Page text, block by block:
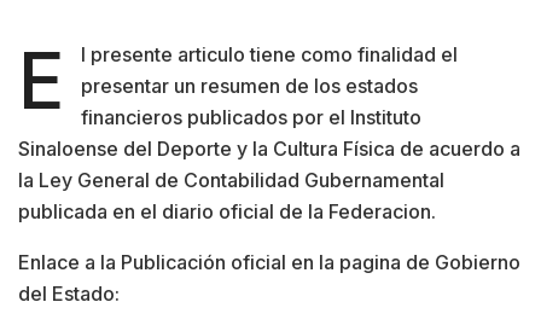
E
l presente articulo tiene como finalidad el
presentar un resumen de los estados
financieros publicados por el Instituto
Sinaloense del Deporte y la Cultura Física de acuerdo a
la Ley General de Contabilidad Gubernamental
publicada en el diario oficial de la Federacion.
Enlace a la Publicación oficial en la pagina de Gobierno
del Estado: